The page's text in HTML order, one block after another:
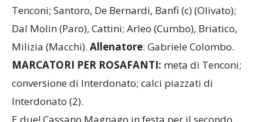
Tenconi; Santoro, De Bernardi, Banfi (c) (Olivato);
Dal Molin (Paro), Cattini; Arleo (Cumbo), Briatico,
Milizia (Macchi). Allenatore: Gabriele Colombo.
MARCATORI PER ROSAFANTI: meta di Tenconi;
conversione di Interdonato; calci piazzati di
Interdonato (2).